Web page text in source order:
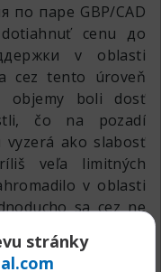
stránky
по паре GBP/CAD
cenu до
v oblasti
cez tento úroveň
objemy boli dosť
čo na pozadí
vyzerá ako slabosť
veľa limitných
v oblasti
sa cez ne